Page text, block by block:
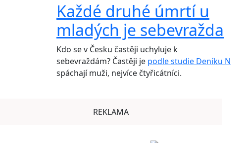
Každé druhé úmrtí u
mladých je sebevražda
Kdo se v Česku častěji uchyluje k
sebevraždám? Častěji je podle studie Deníku N
spáchají muži, nejvíce čtyřicátníci.
REKLAMA